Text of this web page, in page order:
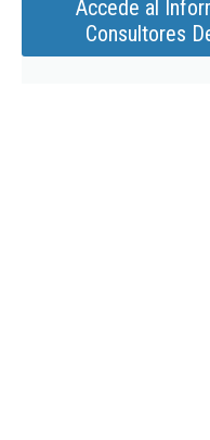
Accede al
Consultores